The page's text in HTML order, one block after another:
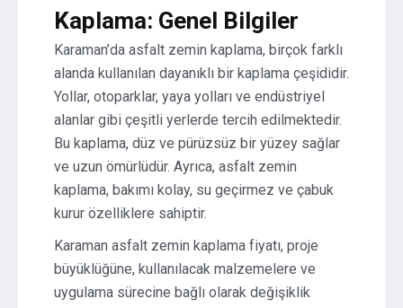
Kaplama: Genel Bilgiler
Karaman’da asfalt zemin kaplama, birçok farklı
alanda kullanılan dayanıklı bir kaplama çeşididir.
Yollar, otoparklar, yaya yolları ve endüstriyel
alanlar gibi çeşitli yerlerde tercih edilmektedir.
Bu kaplama, düz ve pürüzsüz bir yüzey sağlar
ve uzun ömürlüdür. Ayrıca, asfalt zemin
kaplama, bakımı kolay, su geçirmez ve çabuk
kurur özelliklere sahiptir.
Karaman asfalt zemin kaplama fiyatı, proje
büyüklüğüne, kullanılacak malzemelere ve
uygulama sürecine bağlı olarak değişiklik